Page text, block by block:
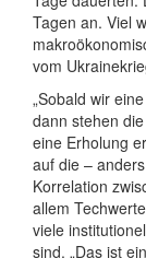
Tagen an. Viel
vom
„Sobald wir
dann stehen
eine Erholung
auf die –
Korrelation
allem
viele
sind. „Das ist